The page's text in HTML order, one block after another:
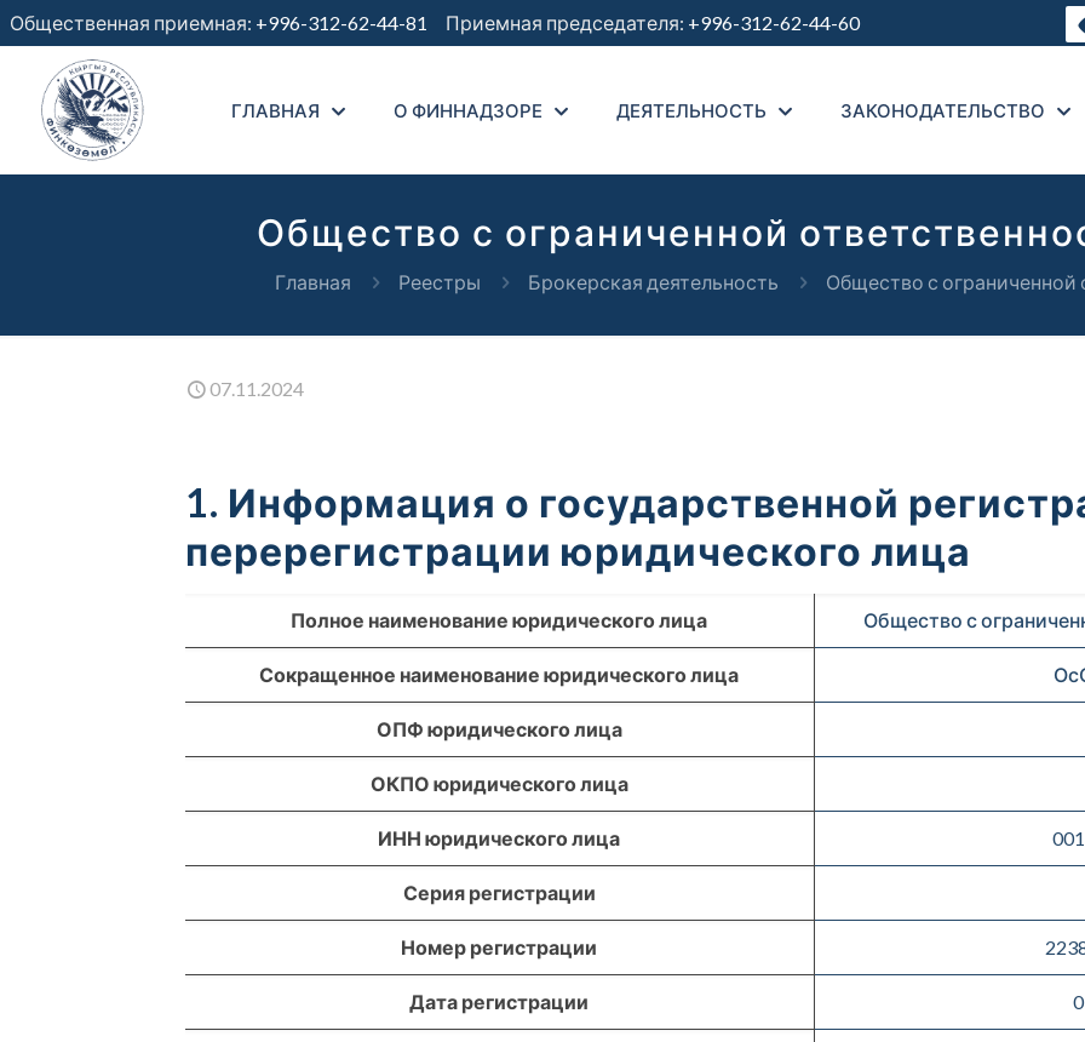
Общественная приемная: +996-312-62-44-81 Приемная председателя: +996-312-62-44-60
ГЛАВНАЯ О ФИННАДЗОРЕ ДЕЯТЕЛЬНОСТЬ ЗАКОНОДАТЕЛЬСТВО
Общество с ограниченной
Главная Реестры Брокерская деятельность Общество с ограниченной
07.11.2024
1. Информация о государственной
перерегистрации юридического лица
Полное наименование юридического лица Общество с
Сокращенное наименование юридического лица
ОПФ юридического лица
ОКПО юридического лица
ИНН юридического лица
Серия регистрации
Номер регистрации
Дата регистрации